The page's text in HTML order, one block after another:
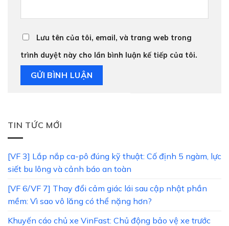
Lưu tên của tôi, email, và trang web trong
trình duyệt này cho lần bình luận kế tiếp của tôi.
TIN TỨC MỚI
[VF 3] Lắp nắp ca-pô đúng kỹ thuật: Cố định 5 ngàm, lực
siết bu lông và cảnh báo an toàn
[VF 6/VF 7] Thay đổi cảm giác lái sau cập nhật phần
mềm: Vì sao vô lăng có thể nặng hơn?
Khuyến cáo chủ xe VinFast: Chủ động bảo vệ xe trước